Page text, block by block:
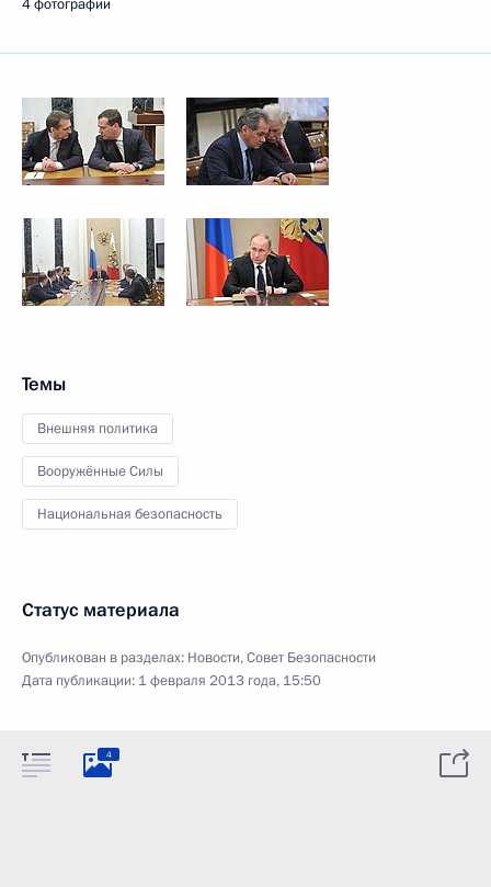
4 фотографии
Темы
Внешняя политика
Вооружённые Силы
Национальная безопасность
Статус материала
Опубликован в разделах: Новости,Совет Безопасности
Дата публикации: 1 февраля 2013 года, 15:50
4